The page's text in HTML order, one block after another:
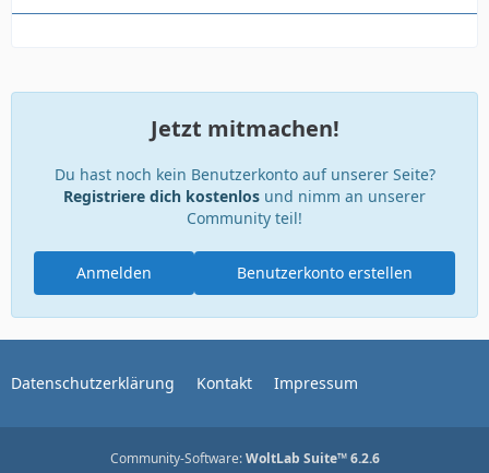
Jetzt mitmachen!
Du hast noch kein Benutzerkonto auf unserer Seite?
Registriere dich kostenlos und nimm an unserer
Community teil!
Benutzerkonto erstellen
Anmelden
Datenschutzerklärung Kontakt Impressum
Community-Software:WoltLab Suite™ 6.2.6